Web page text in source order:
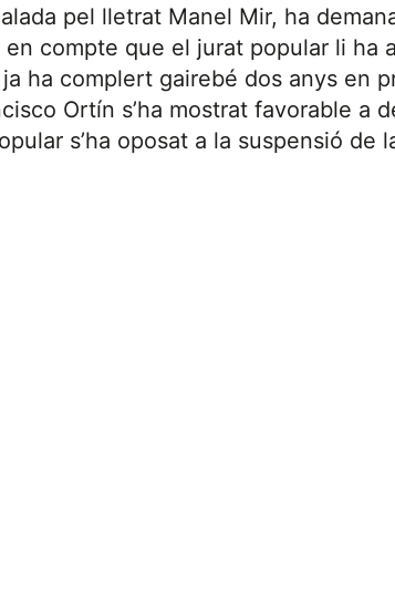
pel lletrat Manel Mir, ha
compte que el jurat popular li ha
ha complert gairebé dos anys en
Ortín s’ha mostrat favorable a
s’ha oposat a la suspensió de